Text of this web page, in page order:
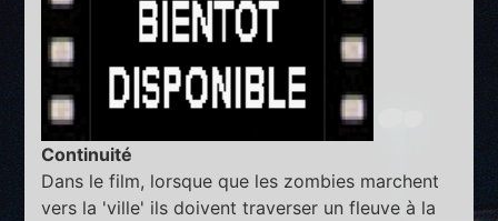
Continuité
Dans le film, lorsque que les zombies marchent
vers la 'ville' ils doivent traverser un fleuve à la